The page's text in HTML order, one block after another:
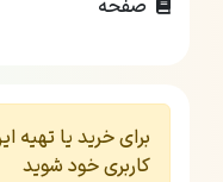
صفحه
برای خرید یا تهیه
کاربری خود شوید